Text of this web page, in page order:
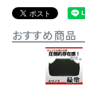
おすすめ商品